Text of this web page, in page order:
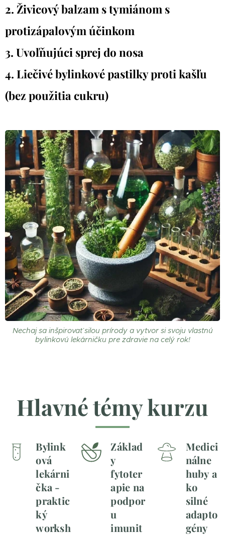
2. Živicový balzam s tymiánom s
protizápalovým účinkom
3. Uvoľňujúci sprej do nosa
4. Liečivé bylinkové pastilky proti kašľu
(bez použitia cukru)
Nechaj sa inšpirovať silou prírody a vytvor si svoju vlastnú
bylinkovú lekárničku pre zdravie na celý rok!
Hlavné témy kurzu
Bylink
ová
lekárni
čka -
praktic
ký
worksh
Základ
y
fytoter
apie na
podpor
u
imunit
Medici
nálne
hubya
ko
silné
adapto
gény